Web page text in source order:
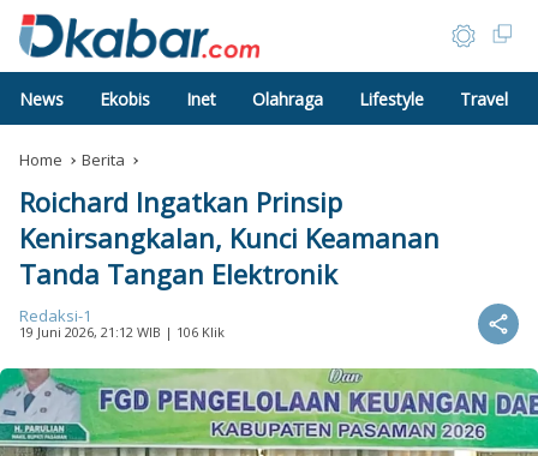
News Ekobis Inet Olahraga Lifestyle Travel
Home Berita
Roichard Ingatkan Prinsip
Kenirsangkalan, Kunci Keamanan
Tanda Tangan Elektronik
Redaksi-1
19 Juni 2026, 21:12 WIB | 106 Klik